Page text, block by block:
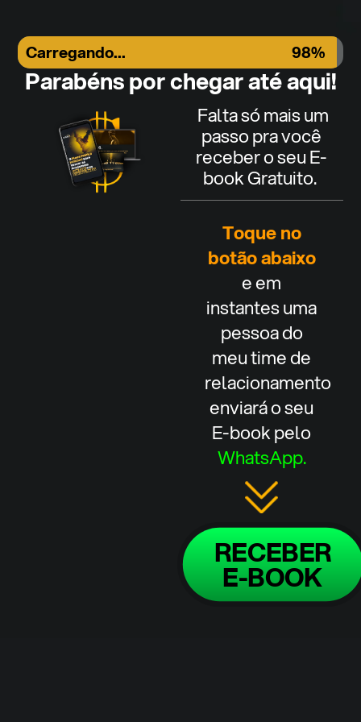
Carregando... 98%
Parabéns por chegar até aqui!
Falta só mais um
passo pra você
receber o seu E-
book Gratuito.
Toque no
botão abaixo
e em
instantes uma
pessoa do
meu time de
relacionamento
enviará o seu
E-book pelo
WhatsApp.
RECEBER
E-BOOK